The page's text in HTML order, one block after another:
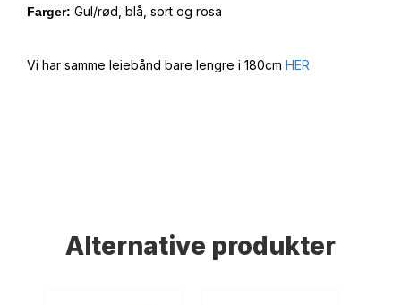
Farger: Gul/rød, blå, sort og rosa
Vi har samme leiebånd bare lengre i 180cm HER
Alternative produkter